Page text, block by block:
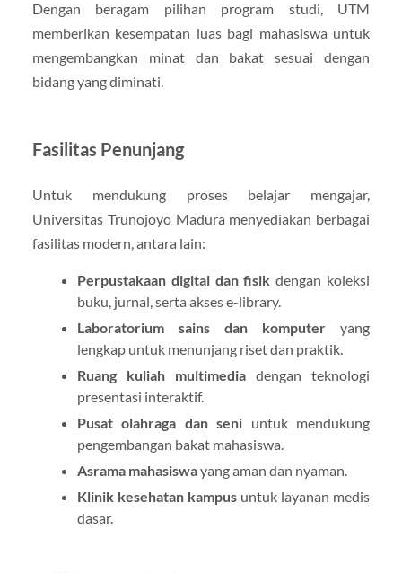
Dengan beragam pilihan program studi, UTM
memberikan kesempatan luas bagi mahasiswa untuk
mengembangkan minat dan bakat sesuai dengan
bidang yang diminati.
Fasilitas Penunjang
Untuk mendukung proses belajar mengajar,
Universitas Trunojoyo Madura menyediakan berbagai
fasilitas modern, antara lain:
Perpustakaan digital dan fisik dengan koleksi
buku, jurnal, serta akses e-library.
Laboratorium sains dan komputer yang
lengkap untuk menunjang riset dan praktik.
Ruang kuliah multimedia dengan teknologi
presentasi interaktif.
Pusat olahraga dan seni untuk mendukung
pengembangan bakat mahasiswa.
Asrama mahasiswayang aman dan nyaman.
Klinik kesehatan kampusuntuk layanan medis
dasar.